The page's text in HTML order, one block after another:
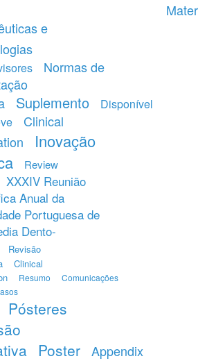
e
Normas de
Suplemento
Disponível
Clinical
Inovação
Review
XXXIV Reunião
Anual da
Portuguesa de
Dento-
Revisão
Clinical
Resumo
Comunicações
Pósteres
Poster Appendix